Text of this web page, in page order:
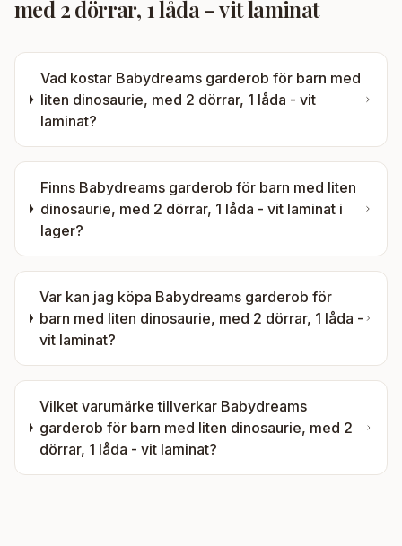
med 2 dörrar, 1 låda - vit laminat
Vad kostar Babydreams garderob för barn med
liten dinosaurie, med 2 dörrar, 1 låda - vit
laminat?
Finns Babydreams garderob för barn med liten
dinosaurie, med 2 dörrar, 1 låda - vit laminati
lager?
Var kan jag köpa Babydreams garderob för
barn med liten dinosaurie, med 2 dörrar, 1 låda -
vit laminat?
Vilket varumärke tillverkar Babydreams
garderob för barn med liten dinosaurie, med 2
dörrar, 1 låda - vit laminat?